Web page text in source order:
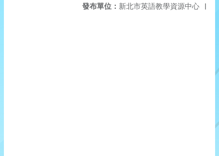
發布單位： 新北市英語教學資源中心 |